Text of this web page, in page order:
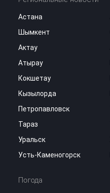
Астана
Шымкент
Актау
Атырау
Кокшетау
Кызылорда
Петропавловск
Тараз
Уральск
Усть-Каменогорск
Погода